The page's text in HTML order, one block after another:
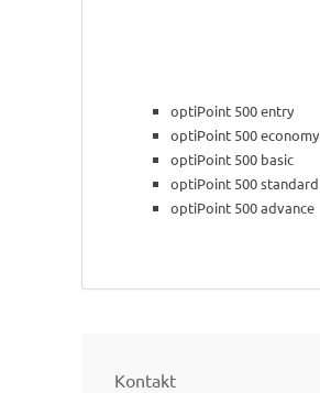
optiPoint 500 entry
optiPoint 500 economy
optiPoint 500 basic
optiPoint 500 standard
optiPoint 500 advance
Kontakt